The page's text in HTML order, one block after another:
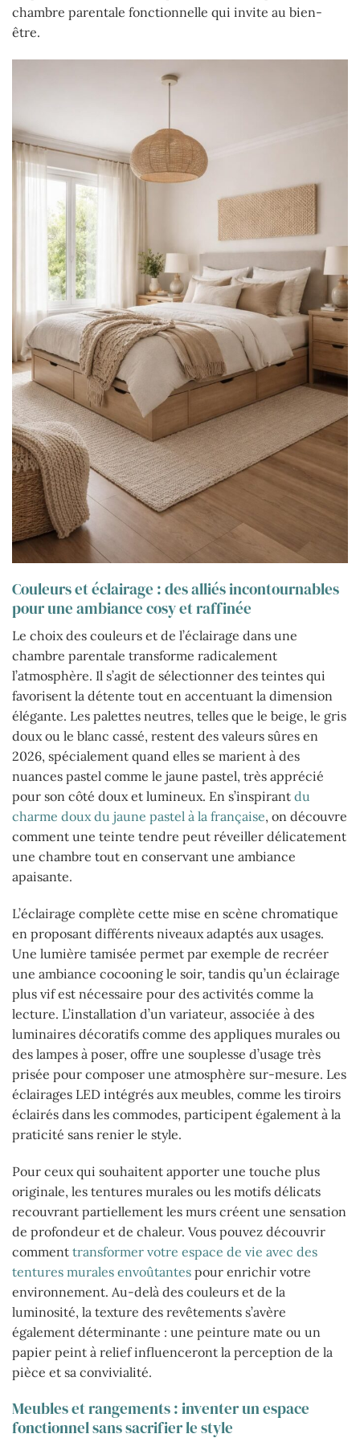
chambre parentale fonctionnelle qui invite au bien-
être.
Couleurs et éclairage : des alliés incontournables
pour une ambiance cosy et raffinée
Le choix des couleurs et de l’éclairage dans une
chambre parentale transforme radicalement
l’atmosphère. Il s’agit de sélectionner des teintes qui
favorisent la détente tout en accentuant la dimension
élégante. Les palettes neutres, telles que le beige, le gris
doux ou le blanc cassé, restent des valeurs sûres en
2026, spécialement quand elles se marient à des
nuances pastel comme le jaune pastel, très apprécié
pour son côté doux et lumineux. En s’inspirant du
charme doux du jaune pastel à la française, on découvre
comment une teinte tendre peut réveiller délicatement
une chambre tout en conservant une ambiance
apaisante.
L’éclairage complète cette mise en scène chromatique
en proposant différents niveaux adaptés aux usages.
Une lumière tamisée permet par exemple de recréer
une ambiance cocooning le soir, tandis qu’un éclairage
plus vif est nécessaire pour des activités comme la
lecture. L’installation d’un variateur, associée à des
luminaires décoratifs comme des appliques murales ou
des lampes à poser, offre une souplesse d’usage très
prisée pour composer une atmosphère sur-mesure. Les
éclairages LED intégrés aux meubles, comme les tiroirs
éclairés dans les commodes, participent également à la
praticité sans renier le style.
Pour ceux qui souhaitent apporter une touche plus
originale, les tentures murales ou les motifs délicats
recouvrant partiellement les murs créent une sensation
de profondeur et de chaleur. Vous pouvez découvrir
comment transformer votre espace de vie avec des
tentures murales envoûtantes pour enrichir votre
environnement. Au-delà des couleurs et de la
luminosité, la texture des revêtements s’avère
également déterminante : une peinture mate ou un
papier peint à relief influenceront la perception de la
pièce et sa convivialité.
Meubles et rangements : inventer un espace
fonctionnel sans sacrifier le style